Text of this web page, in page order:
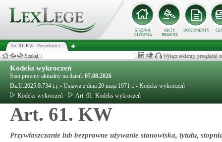
STRONA
GŁÓWNA
AKTY
PRAWNE
DOKUMENTY
Art. 61. KW - Przywłaszcz...
Szukaj: Wyłącz reklamy, przeglądaj
Kodeks wykroczeń
Stan prawny aktualny na dzień: 07.08.2026
Dz.U.2025.0.734 t.j. - Ustawa z dnia 20 maja 1971 r. - Kodeks wykroczeń
Kodeks wykroczeń
Art. 61. Kodeks wykroczeń
Art. 61. KW
Przywłaszczanie lub bezprawne używanie stanowiska, tytułu,